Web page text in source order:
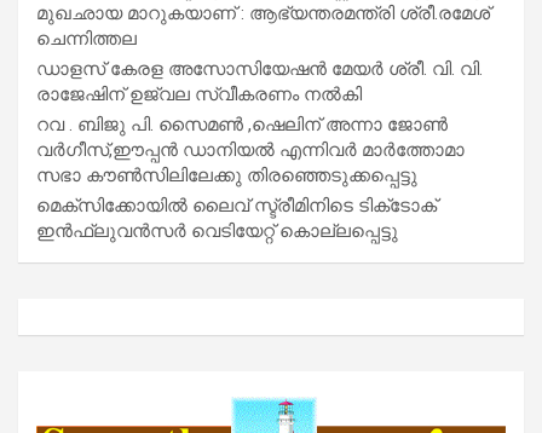
മുഖഛായ മാറുകയാണ് : ആഭ്യന്തരമന്ത്രി ശ്രീ.രമേശ്
ചെന്നിത്തല
ഡാളസ് കേരള അസോസിയേഷൻ മേയർ ശ്രീ. വി. വി.
രാജേഷിന് ഉജ്വല സ്വീകരണം നൽകി
റവ . ബിജു പി. സൈമൺ ,ഷെലിന് അന്നാ ജോൺ
വർഗീസ്,ഈപ്പൻ ഡാനിയൽ എന്നിവർ മാർത്തോമാ
സഭാ കൗൺസിലിലേക്കു തിരഞ്ഞെടുക്കപ്പെട്ടു
മെക്സിക്കോയിൽ ലൈവ് സ്ട്രീമിനിടെ ടിക്‌ടോക്
ഇൻഫ്ലുവൻസർ വെടിയേറ്റ് കൊല്ലപ്പെട്ടു